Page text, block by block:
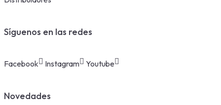
Síguenos en las redes
Facebook Instagram Youtube
Novedades